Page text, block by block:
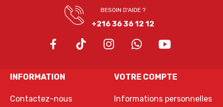
BESOIN D'AIDE ?
+216 36 36 12 12
INFORMATION
Contactez-nous
VOTRE COMPTE
Informations personnelles